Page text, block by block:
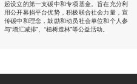
起设立的第一支碳中和专项基金。旨在充分利
用公开募捐平台优势，积极联合社会力量，宣
传碳中和理念，鼓励和动员社会单位和个人参
与“增汇减排”、“植树造林”等公益活动。